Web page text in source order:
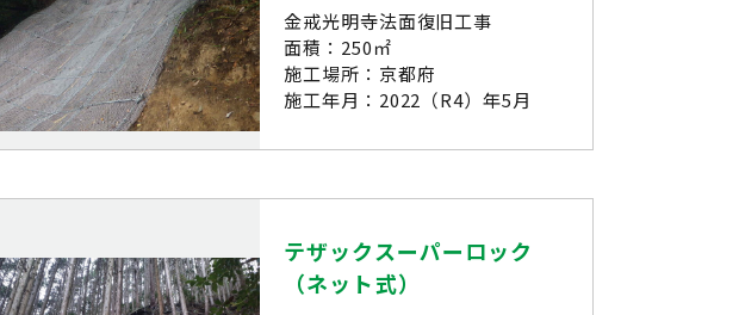
金戒光明寺法面復旧工事
面積：250㎡
施工場所：京都府
施工年月：2022（R4）年5月
テザックスーパーロック
（ネット式）